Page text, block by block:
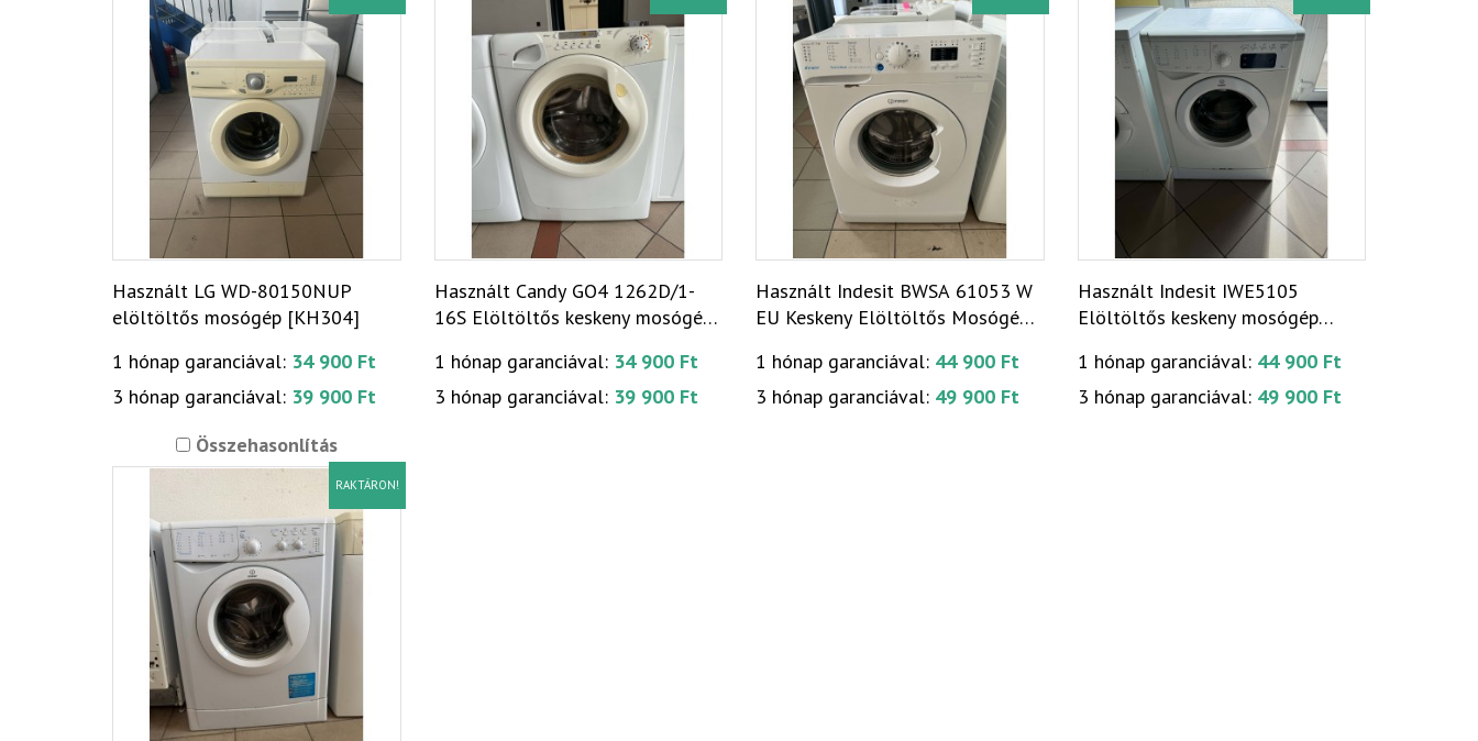
Használt LG WD-80150NUP
elöltöltős mosógép [KH304]
1 hónap garanciával: 34 900 Ft
3 hónap garanciával: 39 900 Ft
Használt Candy GO4 1262D/1-
16S Elöltöltős keskeny mosógép
1 hónap garanciával: 34 900 Ft
3 hónap garanciával: 39 900 Ft
Használt Indesit BWSA 61053 W
EU Keskeny Elöltöltős Mosógép
1 hónap garanciával: 44 900 Ft
3 hónap garanciával: 49 900 Ft
Használt Indesit IWE5105
Elöltöltős keskeny mosógép
1 hónap garanciával: 44 900 Ft
3 hónap garanciával: 49 900 Ft
Összehasonlítás
RAKTÁRON!